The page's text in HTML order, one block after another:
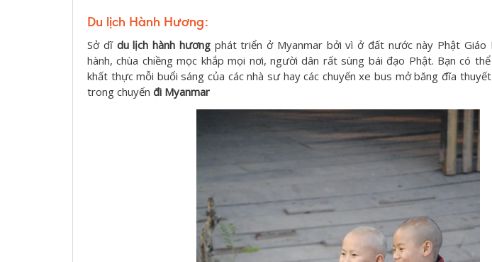
Du lịch Hành Hương:
Sở dĩ du lịch hành hươngphát triển ở Myanmar bởi vì ở đất nước này Phật Giáo
hành, chùa chiềng mọc khắp mọi nơi, người dân rất sùng bái đạo Phật. Bạn có
khất thực mỗi buổi sáng của các nhà sư hay các chuyến xe bus mở băng đĩa
trong chuyến đi Myanmar